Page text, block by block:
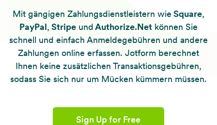
Mit gängigen Zahlungsdienstleistern wie Square,
PayPal, StripeundAuthorize.Netkönnen Sie
schnell und einfach Anmeldegebühren und andere
Zahlungen online erfassen. Jotform berechnet
Ihnen keine zusätzlichen Transaktionsgebühren,
sodass Sie sich nur um Mücken kümmern müssen.
Sign Up for Free